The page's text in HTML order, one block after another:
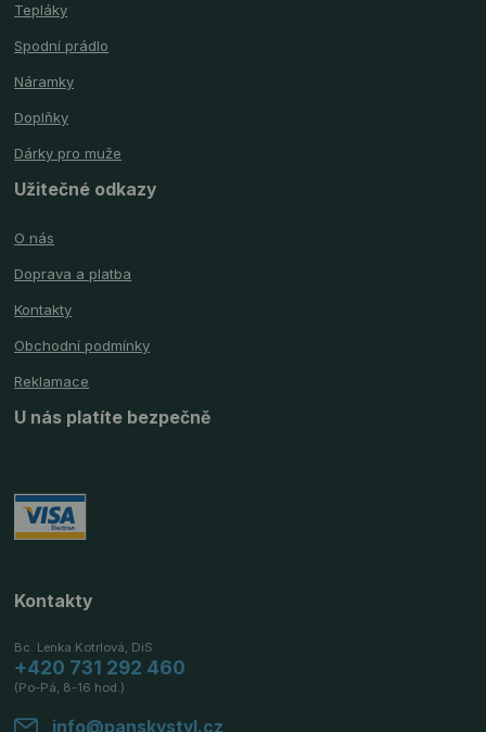
Tepláky
Spodní prádlo
Náramky
Doplňky
Dárky pro muže
Užitečné odkazy
O nás
Doprava a platba
Kontakty
Obchodní podmínky
Reklamace
U nás platíte bezpečně
Kontakty
Bc. Lenka Kotrlová, DiS
+420 731 292 460
(Po-Pá, 8-16 hod.)
info@panskystyl.cz